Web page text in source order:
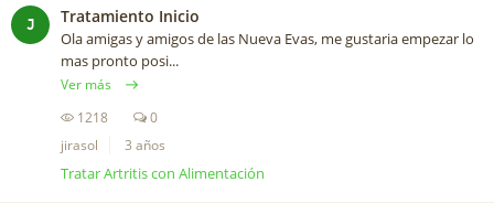
J Tratamiento Inicio
Ola amigas y amigos de las Nueva Evas, me gustaria empezar lo
mas pronto posi...
Ver más
1218
0
jirasol
3 años
Tratar Artritis con Alimentación